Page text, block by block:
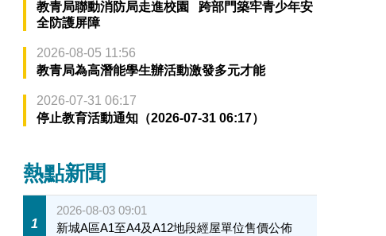
教青局聯動消防局走進校園 跨部門築牢青少年安
全防護屏障
2026-08-05 11:56
教青局為高潛能學生辦活動激發多元才能
2026-07-31 06:17
停止教育活動通知（2026-07-31 06:17）
熱點新聞
1
2026-08-03 09:01
新城A區A1至A4及A12地段經屋單位售價公佈